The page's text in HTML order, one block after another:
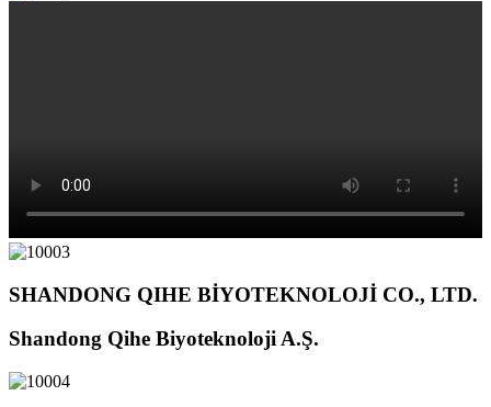
SHANDONG QIHE BİYOTEKNOLOJİ CO., LTD.
Shandong Qihe Biyoteknoloji A.Ş.